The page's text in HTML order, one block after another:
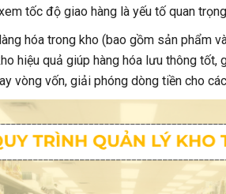
tốc độ giao hàng là yếu tố quan
hóa trong kho (bao gồm sản phẩm
hiệu quả giúp hàng hóa lưu thông
vòng vốn, giải phóng dòng tiền cho